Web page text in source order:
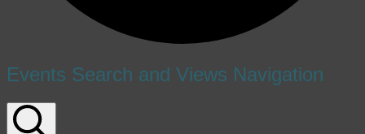
Events
5
Events Search and Views Navigation